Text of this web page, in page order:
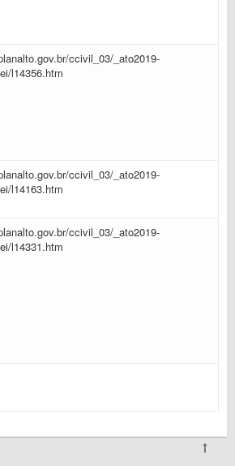
ccivil_03/_ato2019-
l14356.htm
ccivil_03/_ato2019-
l14163.htm
ccivil_03/_ato2019-
l14331.htm